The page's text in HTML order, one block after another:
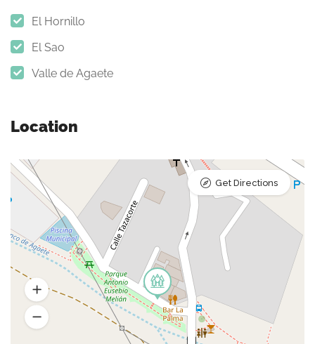
El Hornillo
El Sao
Valle de Agaete
Location
Get Directions